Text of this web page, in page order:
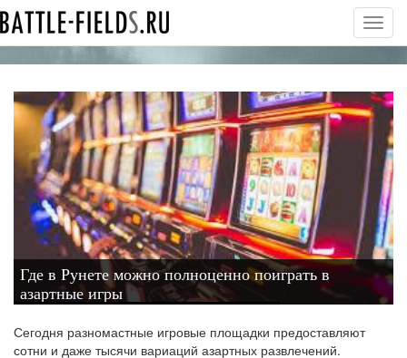
Где в Рунете можно полноценно поиграть в
азартные игры
Сегодня разномастные игровые площадки предоставляют
сотни и даже тысячи вариаций азартных развлечений.